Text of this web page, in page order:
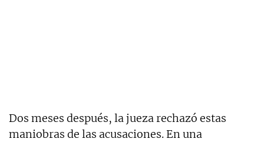
Dos meses después, la jueza rechazó estas
maniobras de las acusaciones. En una